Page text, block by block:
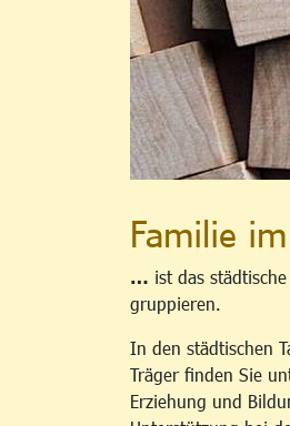
Familie
… ist das
gruppieren.
In den städtischen
Träger finden Sie
Erziehung und